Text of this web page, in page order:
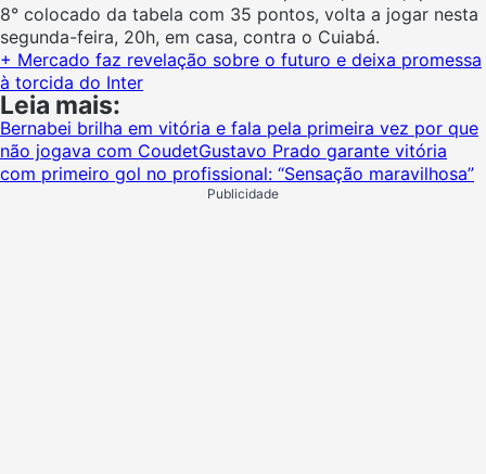
8° colocado da tabela com 35 pontos, volta a jogar nesta
segunda-feira, 20h, em casa, contra o Cuiabá.
+ Mercado faz revelação sobre o futuro e deixa promessa
à torcida do Inter
Leia mais:
Bernabei brilha em vitória e fala pela primeira vez por que
não jogava com CoudetGustavo Prado garante vitória
com primeiro gol no profissional: “Sensação maravilhosa”
Publicidade